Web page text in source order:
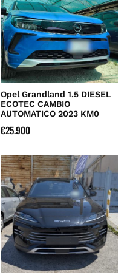
Opel Grandland 1.5 DIESEL
ECOTEC CAMBIO
AUTOMATICO 2023 KM0
€25.900